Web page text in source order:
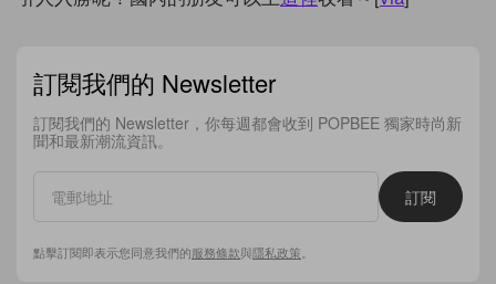
訂閱我們的 Newsletter
訂閱我們的 Newsletter，你每週都會收到 POPBEE 獨家時尚新
聞和最新潮流資訊。
訂閱
點擊訂閱即表示您同意我們的服務條款與隱私政策